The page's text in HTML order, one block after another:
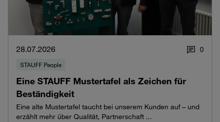
28.07.2026 0
STAUFF People
Eine STAUFF Mustertafel als Zeichen für
Beständigkeit
Eine alte Mustertafel taucht bei unserem Kunden auf – und
erzählt mehr über Qualität, Partnerschaft ...